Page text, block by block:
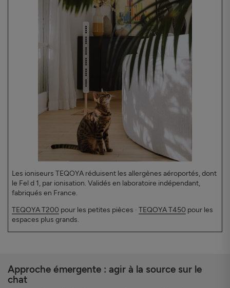
Les ioniseurs TEQOYA réduisent les allergènes aéroportés, dont
le Fel d 1, par ionisation. Validés en laboratoire indépendant,
fabriqués en France.
TEQOYA T200 pour les petites pièces · TEQOYA T450 pour les
espaces plus grands.
Approche émergente : agir à la source sur le
chat